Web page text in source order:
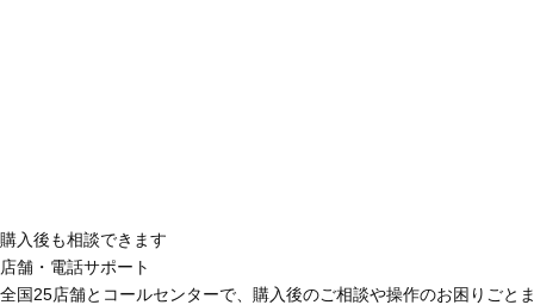
購入後も相談できます
店舗・電話サポート
全国25店舗とコールセンターで、購入後のご相談や操作のお困りごと